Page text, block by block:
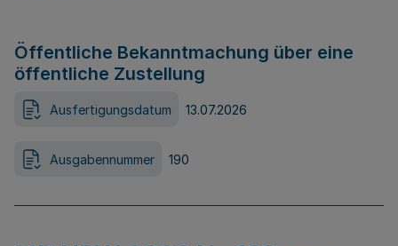
Öffentliche Bekanntmachung über eine
öffentliche Zustellung
Ausfertigungsdatum 13.07.2026
Ausgabennummer 190